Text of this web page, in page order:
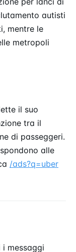
autisti
mentre le
metropoli
il suo
tra il
di passeggeri.
alle
/ads?q=uber
messaggi